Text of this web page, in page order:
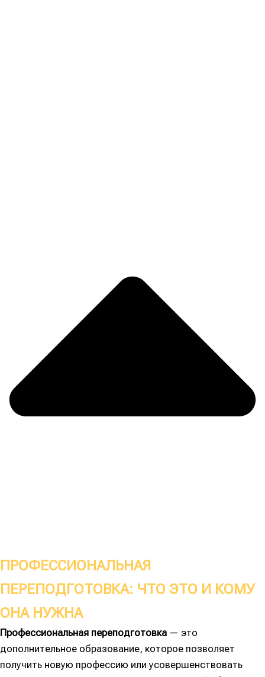
ПРОФЕССИОНАЛЬНАЯ
ПЕРЕПОДГОТОВКА: ЧТО ЭТО И КОМУ
ОНА НУЖНА
Профессиональная переподготовка — это
дополнительное образование, которое позволяет
получить новую профессию или усовершенствовать